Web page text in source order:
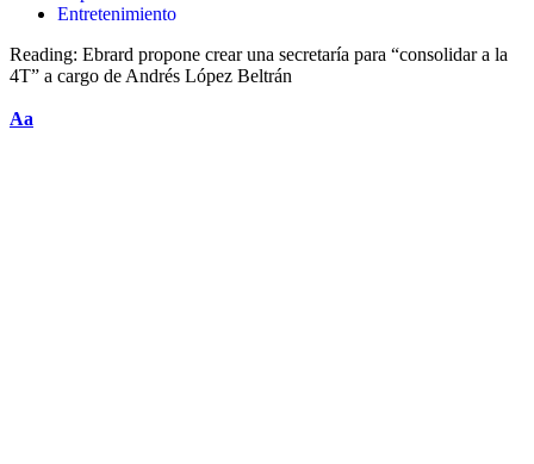
Entretenimiento
Reading: Ebrard propone crear una secretaría para “consolidar a la
4T” a cargo de Andrés López Beltrán
Aa